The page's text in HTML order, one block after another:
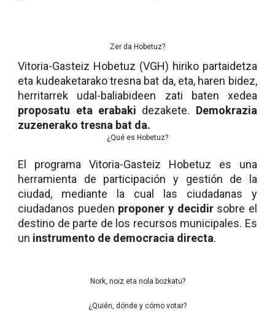
Zer da Hobetuz?
Vitoria-Gasteiz Hobetuz (VGH) hiriko partaidetza
eta kudeaketarako tresna bat da, eta, haren bidez,
herritarrek udal-baliabideen zati baten xedea
proposatu eta erabaki dezakete. Demokrazia
zuzenerako tresna bat da.
¿Qué es Hobetuz?
El programa Vitoria-Gasteiz Hobetuz es una
herramienta de participación y gestión de la
ciudad, mediante la cual las ciudadanas y
ciudadanos pueden proponer y decidir sobre el
destino de parte de los recursos municipales. Es
un instrumento de democracia directa.
Nork, noiz eta nola bozkatu?
¿Quién, dónde y cómo votar?